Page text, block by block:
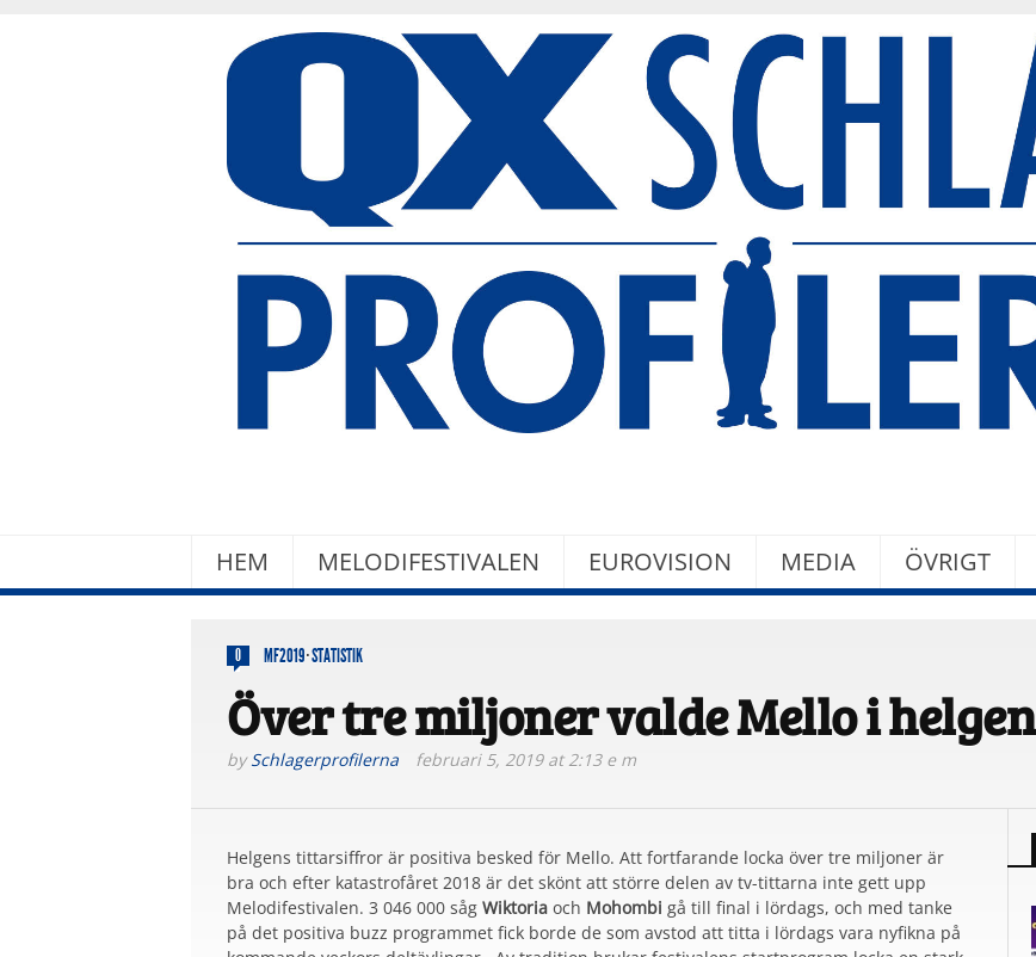
HEM MELODIFESTIVALEN EUROVISION MEDIA ÖVRIGT
0 MF2019·STATISTIK
Över tre miljoner valde Mello i helgen
bySchlagerprofilerna februari 5, 2019 at 2:13 e m
Helgens tittarsiffror är positiva besked för Mello. Att fortfarande locka över tre miljoner är
bra och efter katastrofåret 2018 är det skönt att större delen av tv-tittarna inte gett upp
Melodifestivalen. 3 046 000 såg Wiktoria och Mohombi gå till final i lördags, och med tanke
på det positiva buzz programmet fick borde de som avstod att titta i lördags vara nyfikna på